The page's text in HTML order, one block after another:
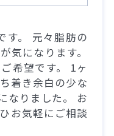
す。 元々脂肪の
気になります。
希望です。 1ヶ
着き余白の少な
なりました。 お
お気軽にご相談